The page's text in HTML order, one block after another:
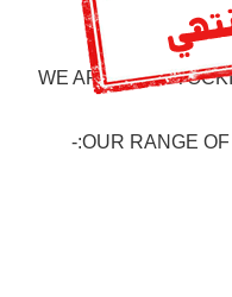
: 1263
WE ARE THE
OUR RANGE OF